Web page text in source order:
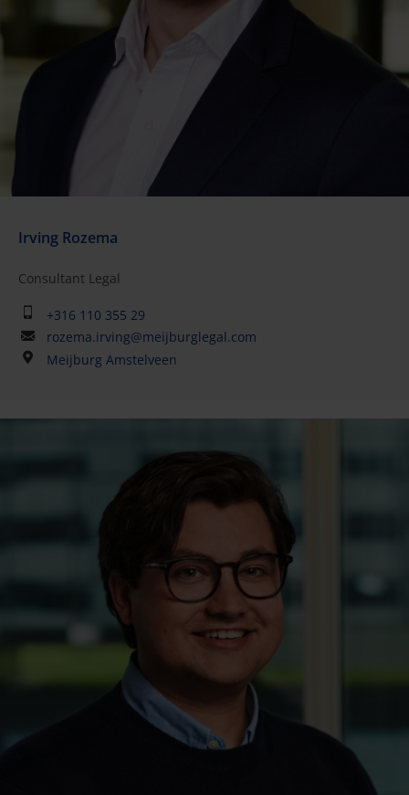
Irving Rozema
Consultant Legal
+316 110 355 29
rozema.irving@meijburglegal.com
Meijburg Amstelveen